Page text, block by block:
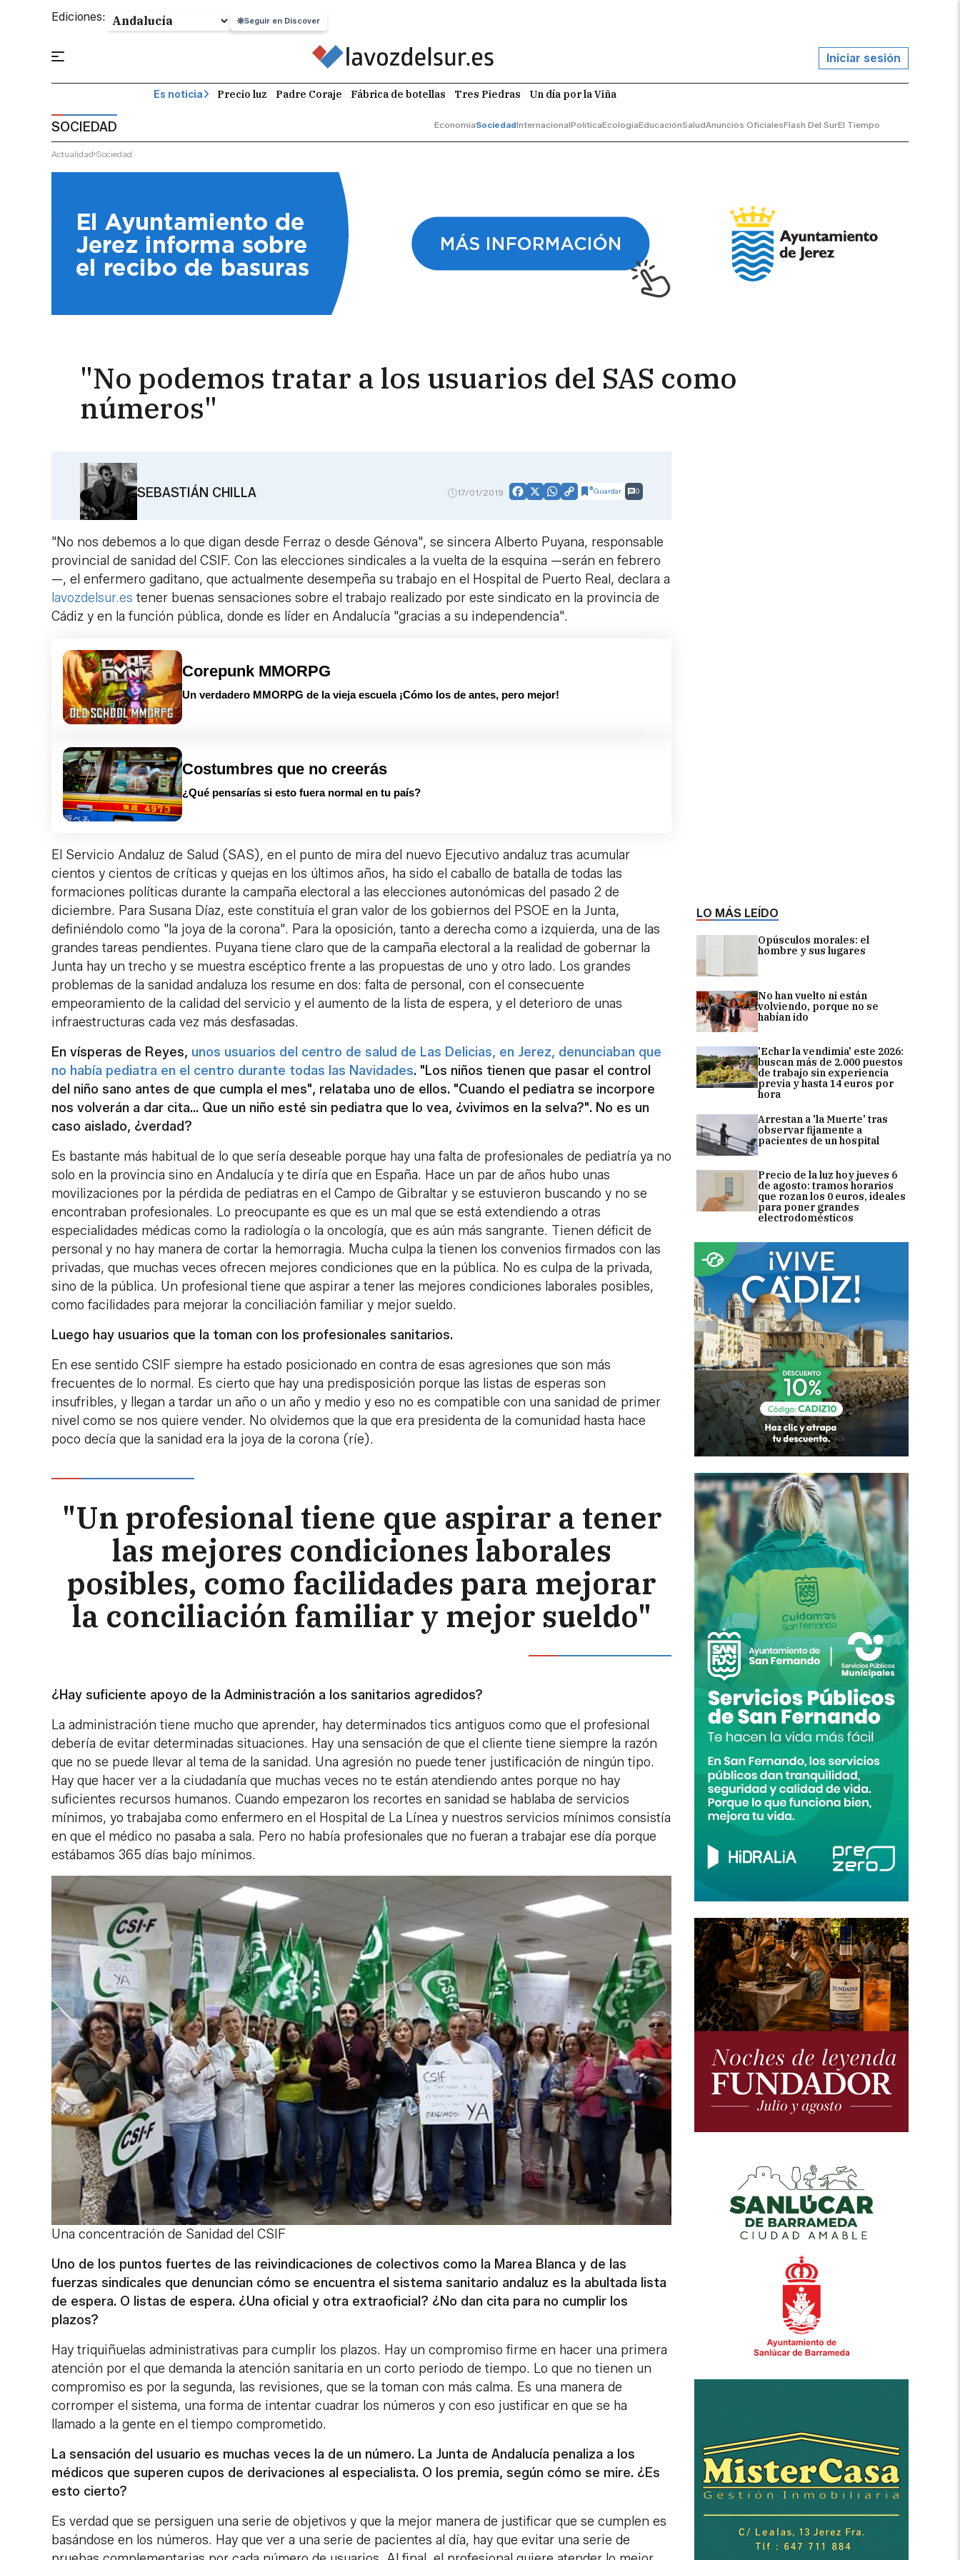
Ediciones: Seguir en Discover
Iniciar sesión
Es noticia Precio luz Padre Coraje Fábrica de botellas Tres Piedras Un día por la Viña
SOCIEDAD EconomíaSociedadInternacionalPolíticaEcologíaEducaciónSaludAnuncios OficialesFlash Del SurEl Tiempo
Actualidad Sociedad
"No podemos tratar a los usuarios del SAS como
números"
LO MÁS LEÍDO
Opúsculos morales: el
hombre y sus lugares
No han vuelto ni están
volviendo, porque no se
habían ido
'Echar la vendimia' este 2026:
buscan más de 2.000 puestos
de trabajo sin experiencia
previa y hasta 14 euros por
hora
Arrestan a 'la Muerte' tras
observar fijamente a
pacientes de un hospital
Precio de la luz hoy jueves 6
de agosto: tramos horarios
que rozan los 0 euros, ideales
para poner grandes
electrodomésticos
SEBASTIÁN CHILLA 17/01/2019 Facebook
X WhatsApp
CopyGuardar 0
"No nos debemos a lo que digan desde Ferraz o desde Génova", se sincera Alberto Puyana, responsable
provincial de sanidad del CSIF. Con las elecciones sindicales a la vuelta de la esquina —serán en febrero
—, el enfermero gaditano, que actualmente desempeña su trabajo en el Hospital de Puerto Real, declara a
lavozdelsur.es tener buenas sensaciones sobre el trabajo realizado por este sindicato en la provincia de
Cádiz y en la función pública, donde es líder en Andalucía "gracias a su independencia".
Corepunk MMORPG
Un verdadero MMORPG de la vieja escuela ¡Cómo los de antes, pero mejor!
Costumbres que no creerás
¿Qué pensarías si esto fuera normal en tu país?
El Servicio Andaluz de Salud (SAS), en el punto de mira del nuevo Ejecutivo andaluz tras acumular
cientos y cientos de críticas y quejas en los últimos años, ha sido el caballo de batalla de todas las
formaciones políticas durante la campaña electoral a las elecciones autonómicas del pasado 2 de
diciembre. Para Susana Díaz, este constituía el gran valor de los gobiernos del PSOE en la Junta,
definiéndolo como "la joya de la corona". Para la oposición, tanto a derecha como a izquierda, una de las
grandes tareas pendientes. Puyana tiene claro que de la campaña electoral a la realidad de gobernar la
Junta hay un trecho y se muestra escéptico frente a las propuestas de uno y otro lado. Los grandes
problemas de la sanidad andaluza los resume en dos: falta de personal, con el consecuente
empeoramiento de la calidad del servicio y el aumento de la lista de espera, y el deterioro de unas
infraestructuras cada vez más desfasadas.
En vísperas de Reyes, unos usuarios del centro de salud de Las Delicias, en Jerez, denunciaban que
no había pediatra en el centro durante todas las Navidades. "Los niños tienen que pasar el control
del niño sano antes de que cumpla el mes", relataba uno de ellos. "Cuando el pediatra se incorpore
nos volverán a dar cita... Que un niño esté sin pediatra que lo vea, ¿vivimos en la selva?". No es un
caso aislado, ¿verdad?
Es bastante más habitual de lo que sería deseable porque hay una falta de profesionales de pediatría ya no
solo en la provincia sino en Andalucía y te diría que en España. Hace un par de años hubo unas
movilizaciones por la pérdida de pediatras en el Campo de Gibraltar y se estuvieron buscando y no se
encontraban profesionales. Lo preocupante es que es un mal que se está extendiendo a otras
especialidades médicas como la radiología o la oncología, que es aún más sangrante. Tienen déficit de
personal y no hay manera de cortar la hemorragia. Mucha culpa la tienen los convenios firmados con las
privadas, que muchas veces ofrecen mejores condiciones que en la pública. No es culpa de la privada,
sino de la pública. Un profesional tiene que aspirar a tener las mejores condiciones laborales posibles,
como facilidades para mejorar la conciliación familiar y mejor sueldo.
Luego hay usuarios que la toman con los profesionales sanitarios.
En ese sentido CSIF siempre ha estado posicionado en contra de esas agresiones que son más
frecuentes de lo normal. Es cierto que hay una predisposición porque las listas de esperas son
insufribles, y llegan a tardar un año o un año y medio y eso no es compatible con una sanidad de primer
nivel como se nos quiere vender. No olvidemos que la que era presidenta de la comunidad hasta hace
poco decía que la sanidad era la joya de la corona (ríe).
"Un profesional tiene que aspirar a tener
las mejores condiciones laborales
posibles, como facilidades para mejorar
la conciliación familiar y mejor sueldo"
¿Hay suficiente apoyo de la Administración a los sanitarios agredidos?
La administración tiene mucho que aprender, hay determinados tics antiguos como que el profesional
debería de evitar determinadas situaciones. Hay una sensación de que el cliente tiene siempre la razón
que no se puede llevar al tema de la sanidad. Una agresión no puede tener justificación de ningún tipo.
Hay que hacer ver a la ciudadanía que muchas veces no te están atendiendo antes porque no hay
suficientes recursos humanos. Cuando empezaron los recortes en sanidad se hablaba de servicios
mínimos, yo trabajaba como enfermero en el Hospital de La Línea y nuestros servicios mínimos consistía
en que el médico no pasaba a sala. Pero no había profesionales que no fueran a trabajar ese día porque
estábamos 365 días bajo mínimos.
Una concentración de Sanidad del CSIF
Uno de los puntos fuertes de las reivindicaciones de colectivos como la Marea Blanca y de las
fuerzas sindicales que denuncian cómo se encuentra el sistema sanitario andaluz es la abultada lista
de espera. O listas de espera. ¿Una oficial y otra extraoficial? ¿No dan cita para no cumplir los
plazos?
Hay triquiñuelas administrativas para cumplir los plazos. Hay un compromiso firme en hacer una primera
atención por el que demanda la atención sanitaria en un corto periodo de tiempo. Lo que no tienen un
compromiso es por la segunda, las revisiones, que se la toman con más calma. Es una manera de
corromper el sistema, una forma de intentar cuadrar los números y con eso justificar en que se ha
llamado a la gente en el tiempo comprometido.
La sensación del usuario es muchas veces la de un número. La Junta de Andalucía penaliza a los
médicos que superen cupos de derivaciones al especialista. O los premia, según cómo se mire. ¿Es
esto cierto?
Es verdad que se persiguen una serie de objetivos y que la mejor manera de justificar que se cumplen es
basándose en los números. Hay que ver a una serie de pacientes al día, hay que evitar una serie de